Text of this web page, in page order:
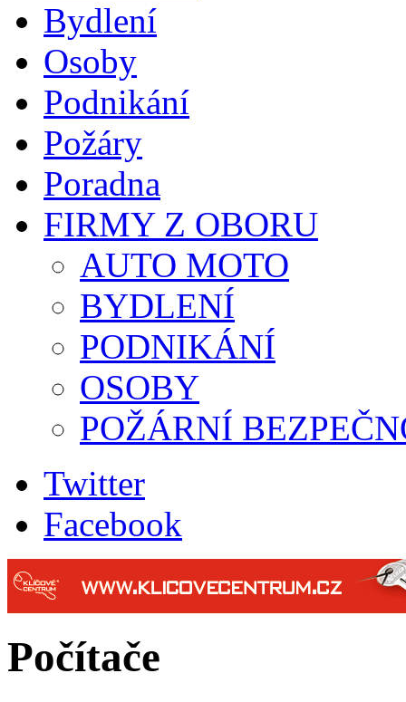
Bydlení
Osoby
Podnikání
Požáry
Poradna
FIRMY Z OBORU
AUTO MOTO
BYDLENÍ
PODNIKÁNÍ
OSOBY
POŽÁRNÍ
Twitter
Facebook
Počítače